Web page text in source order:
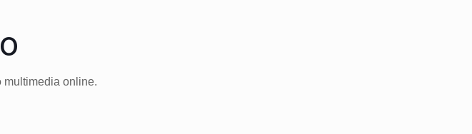
multimedia online.